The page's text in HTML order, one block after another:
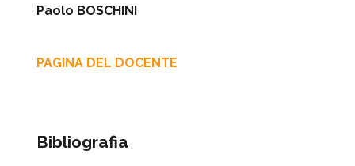
Paolo BOSCHINI
PAGINA DEL DOCENTE
Bibliografia